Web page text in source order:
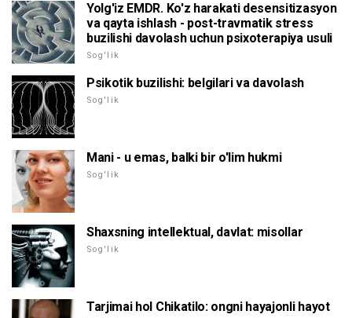
Yolg'iz EMDR. Ko'z harakati desensitizasyon
va qayta ishlash - post-travmatik stress
buzilishi davolash uchun psixoterapiya usuli
Sog'lik
Psikotik buzilishi: belgilari va davolash
Sog'lik
Mani - u emas, balki bir o'lim hukmi
Sog'lik
Shaxsning intellektual, davlat: misollar
Sog'lik
Tarjimai hol Chikatilo: ongni hayajonli hayot